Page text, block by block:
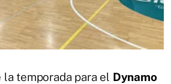
temporada para el Dynamo